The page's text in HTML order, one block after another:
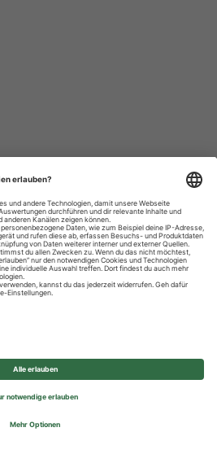
Impressum
Einstellungen
Group - All rights reserved